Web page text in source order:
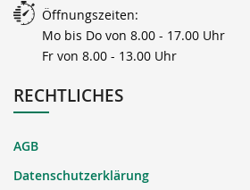
Öffnungszeiten:
Mo bis Do von 8.00 - 17.00 Uhr
Fr von 8.00 - 13.00 Uhr
RECHTLICHES
AGB
Datenschutzerklärung